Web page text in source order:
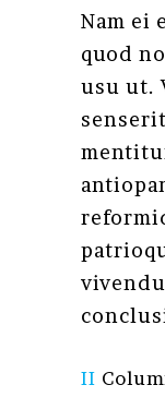
Nam ei
quod
usu ut.
II